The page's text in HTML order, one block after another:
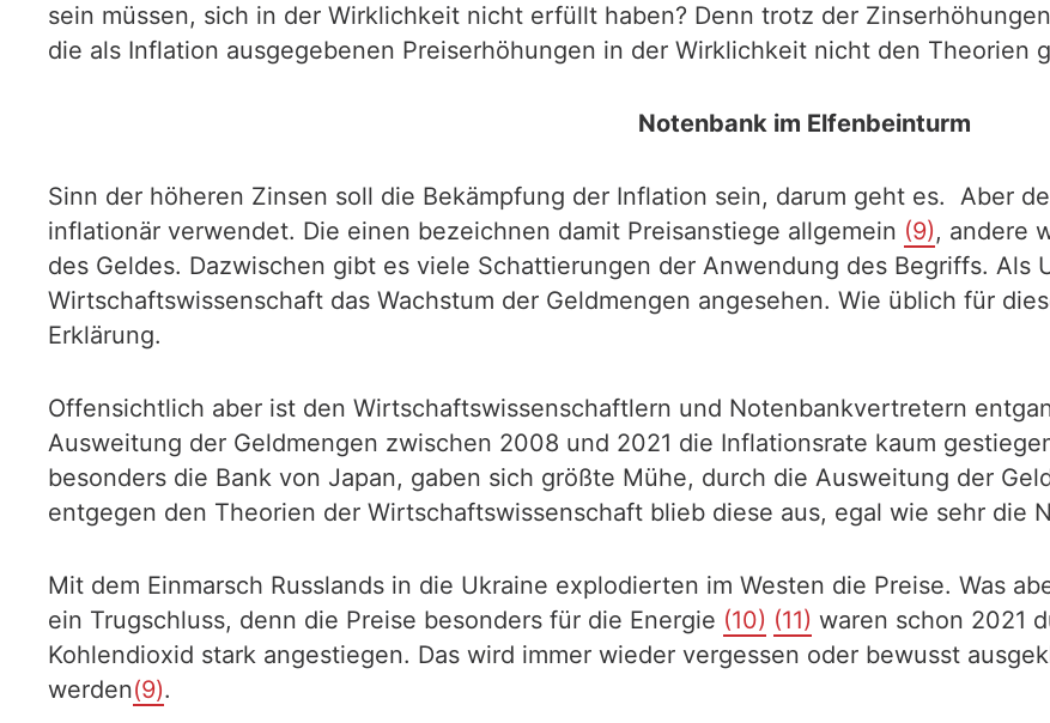
sein müssen, sich in der Wirklichkeit nicht erfüllt haben? Denn trotz der
die als Inflation ausgegebenen Preiserhöhungen in der Wirklichkeit nicht den Theorien
Notenbank im Elfenbeinturm
Sinn der höheren Zinsen soll die Bekämpfung der Inflation sein, darum geht es. Aber
inflationär verwendet. Die einen bezeichnen damit Preisanstiege allgemein (9), andere
des Geldes. Dazwischen gibt es viele Schattierungen der Anwendung des Begriffs. Als
Wirtschaftswissenschaft das Wachstum der Geldmengen angesehen. Wie üblich für
Erklärung.
Offensichtlich aber ist den Wirtschaftswissenschaftlern und Notenbankvertretern
Ausweitung der Geldmengen zwischen 2008 und 2021 die Inflationsrate kaum
besonders die Bank von Japan, gaben sich größte Mühe, durch die Ausweitung der
entgegen den Theorien der Wirtschaftswissenschaft blieb diese aus, egal wie sehr die
Mit dem Einmarsch Russlands in die Ukraine explodierten im Westen die Preise. Was
ein Trugschluss, denn die Preise besonders für die Energie (10) (11) waren schon 2021
Kohlendioxid stark angestiegen. Das wird immer wieder vergessen oder bewusst
werden(9).